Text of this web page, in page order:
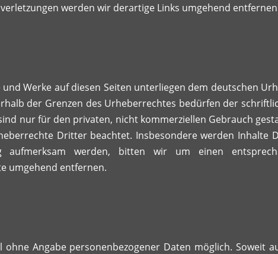
werden wir derartige Links umgehend
Werke auf diesen Seiten unterliegen dem deutschen
der Grenzen des Urheberrechtes bedürfen der
nur für den privaten, nicht kommerziellen Gebrauch
Dritter beachtet. Insbesondere werden Inhalte
aufmerksam werden, bitten wir um einen
umgehend entfernen.
Angabe personenbezogener Daten möglich. Soweit